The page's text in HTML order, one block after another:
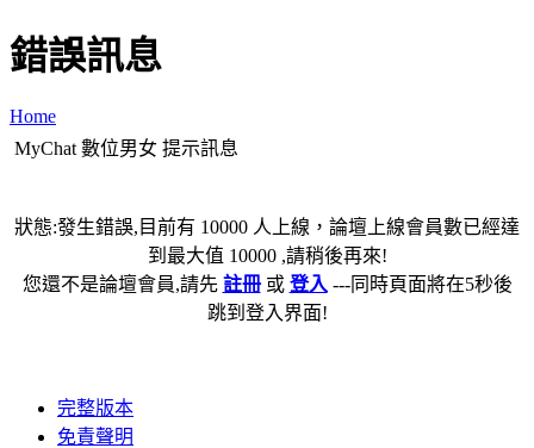
錯誤訊息
Home
MyChat 數位男女 提示訊息
狀態:發生錯誤,目前有 10000 人上線，論壇上線會員數已經達
到最大值 10000 ,請稍後再來!
您還不是論壇會員,請先 註冊或 登入 ---同時頁面將在5秒後
跳到登入界面!
完整版本
免責聲明